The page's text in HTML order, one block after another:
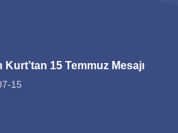
Kurt’tan 15 Temmuz Mesajı
15